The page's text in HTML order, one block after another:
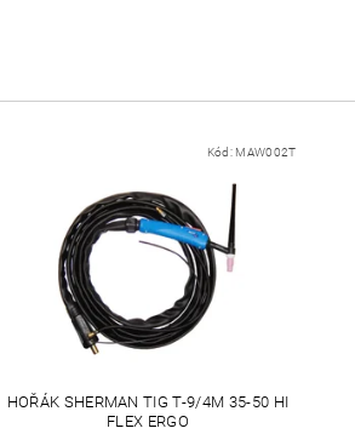
Kód: MAW002T
HOŘÁK SHERMAN TIG T-9/4M 35-50 HI
FLEX ERGO